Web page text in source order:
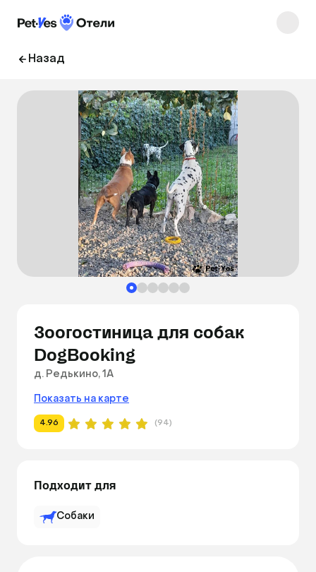
Назад
Зоогостиница для собак
DogBooking
д. Редькино, 1А
Показать на карте
4.96 (94)
Подходит для
Собаки